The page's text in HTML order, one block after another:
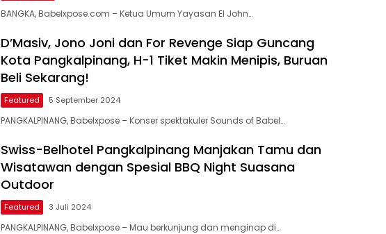
BANGKA, Babelxpose.com – Ketua Umum Yayasan El John…
D’Masiv, Jono Joni dan For Revenge Siap Guncang
Kota Pangkalpinang, H-1 Tiket Makin Menipis, Buruan
Beli Sekarang!
Featured 5 September 2024
PANGKALPINANG, Babelxpose – Konser spektakuler Sounds of Babel…
Swiss-Belhotel Pangkalpinang Manjakan Tamu dan
Wisatawan dengan Spesial BBQ Night Suasana
Outdoor
Featured 3 Juli 2024
PANGKALPINANG, Babelxpose – Mau berkunjung dan menginap di…